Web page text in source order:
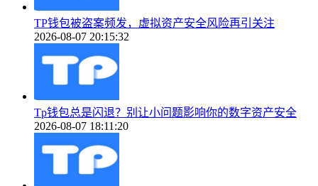
TP钱包被盗案频发，虚拟资产安全风险再引关注
2026-08-07 20:15:32
Tp钱包总是闪退？别让小问题影响你的数字资产安全
2026-08-07 18:11:20